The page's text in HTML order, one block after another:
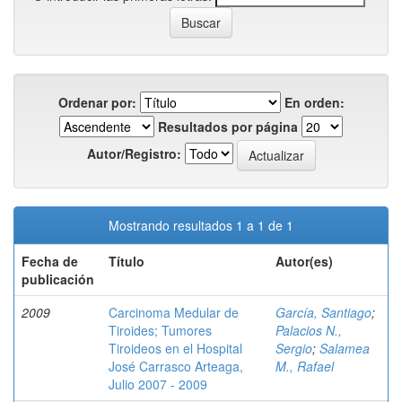
Ordenar por:
En orden:
Resultados por página
Autor/Registro:
Mostrando resultados 1 a 1 de 1
Fecha de
publicación
Título Autor(es)
2009
Carcinoma Medular de
Tiroides; Tumores
Tiroideos en el Hospital
José Carrasco Arteaga,
Julio 2007 - 2009
García, Santiago;
Palacios N.,
Sergio; Salamea
M., Rafael